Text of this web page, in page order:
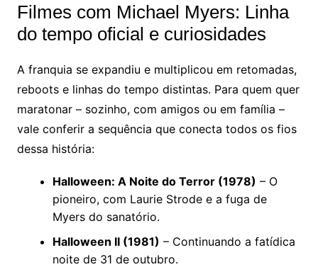
Filmes com Michael Myers: Linha
do tempo oficial e curiosidades
A franquia se expandiu e multiplicou em retomadas,
reboots e linhas do tempo distintas. Para quem quer
maratonar – sozinho, com amigos ou em família –
vale conferir a sequência que conecta todos os fios
dessa história:
Halloween: A Noite do Terror (1978) – O
pioneiro, com Laurie Strode e a fuga de
Myers do sanatório.
Halloween II (1981) – Continuando a fatídica
noite de 31 de outubro.